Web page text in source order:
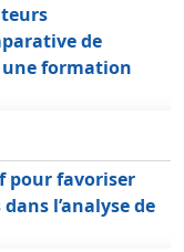
de
une formation
pour favoriser
l’analyse de